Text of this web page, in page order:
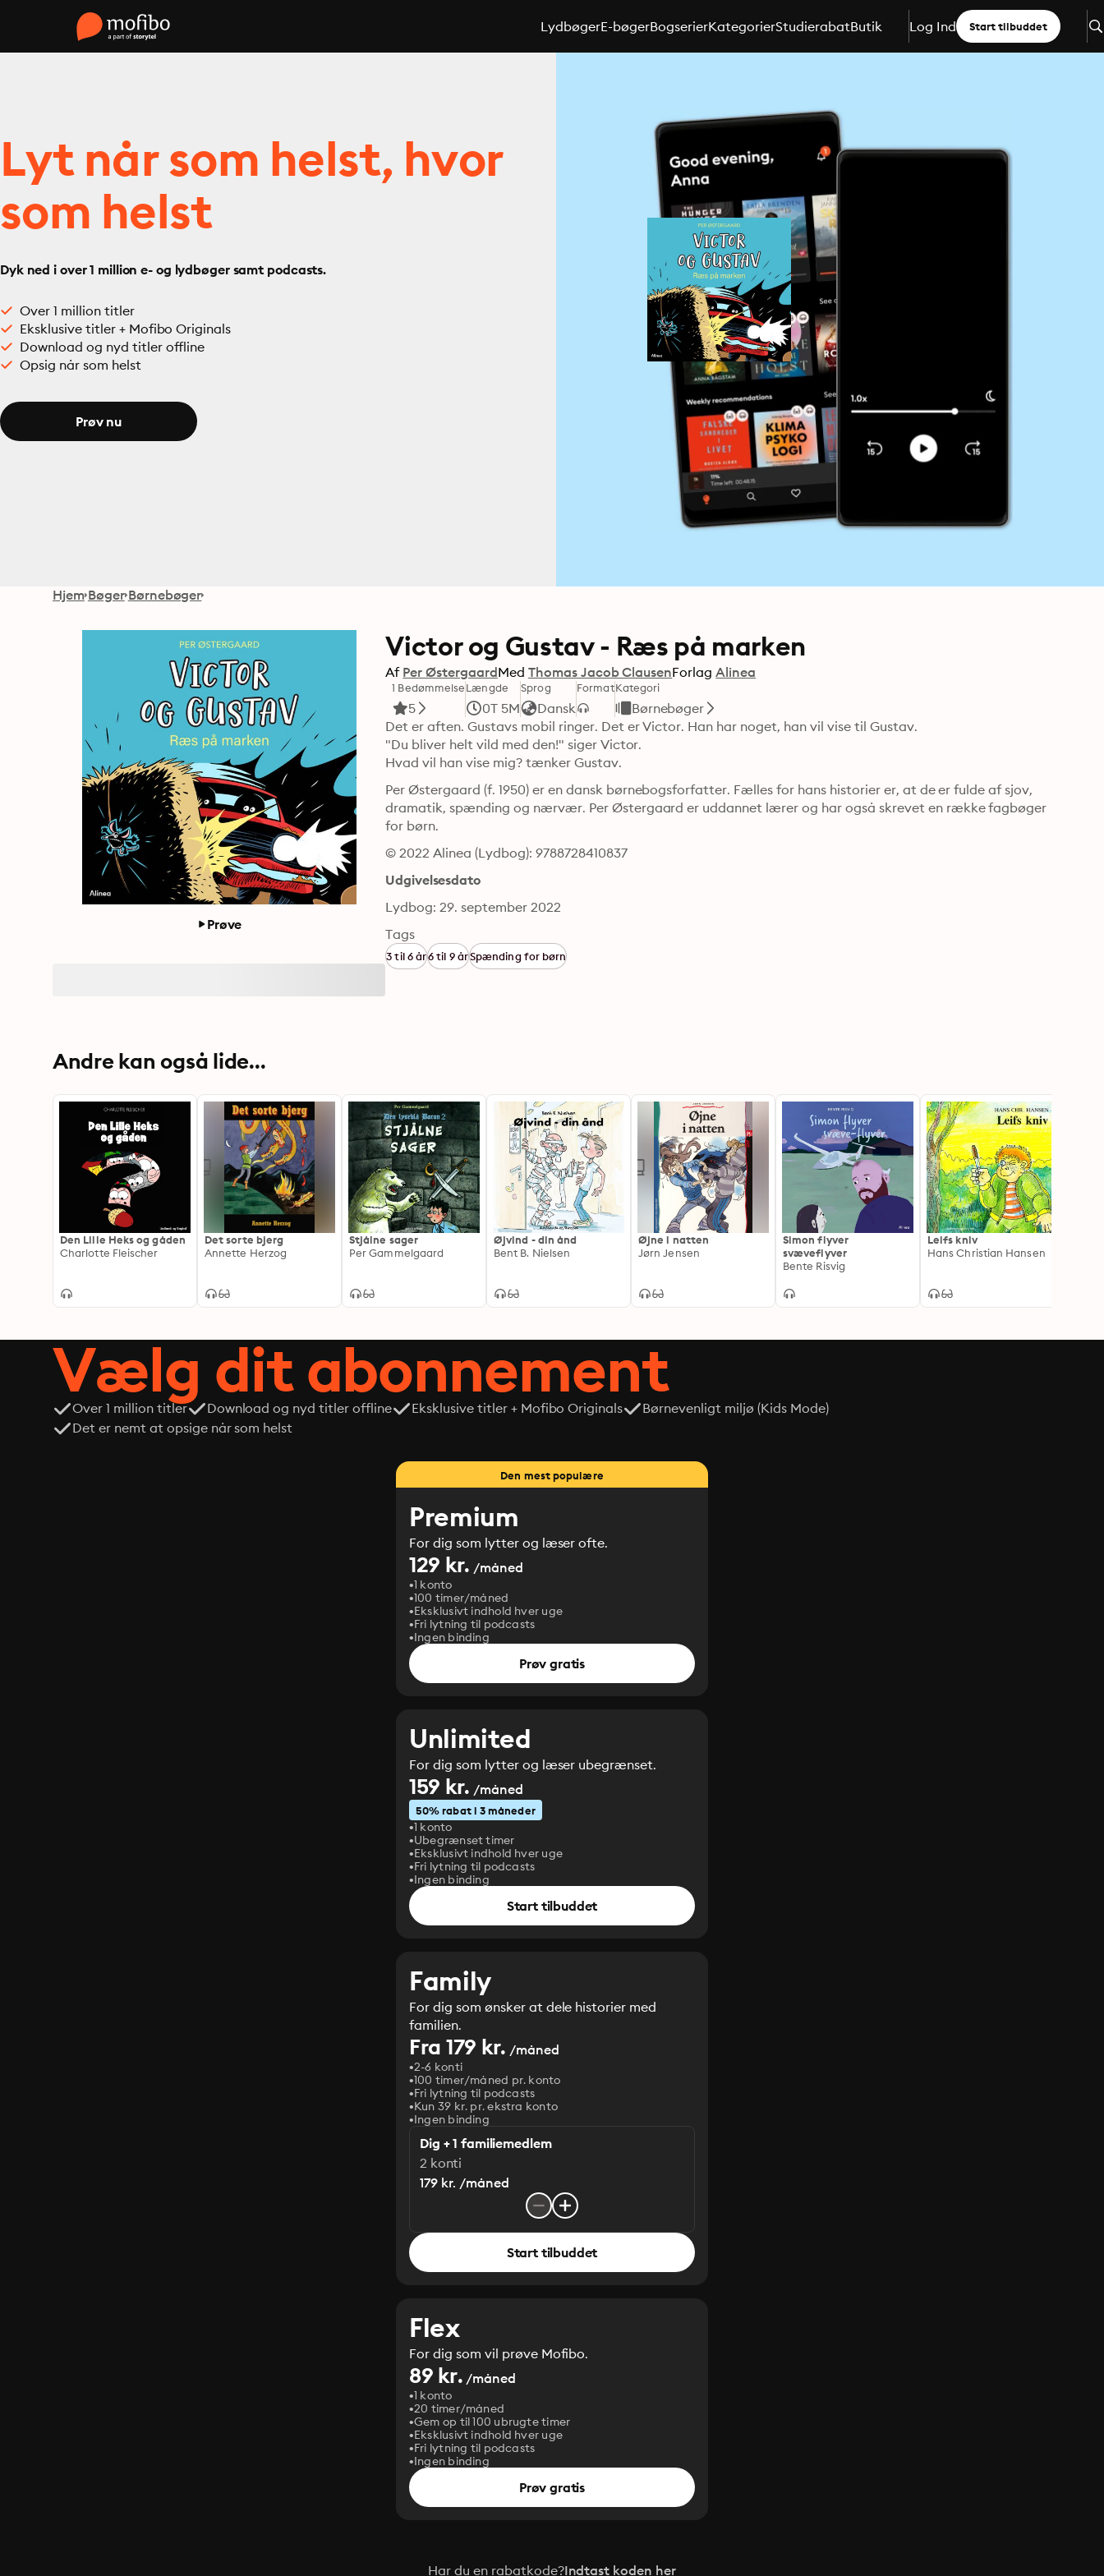
LydbøgerE-bøgerBogserierKategorierStudierabatButik Log Ind Start tilbuddet
Lyt når som helst, hvor
som helst
Dyk ned i over 1 million e- og lydbøger samt podcasts.
Over 1 million titler
Eksklusive titler + Mofibo Originals
Download og nyd titler offline
Opsig når som helst
Prøv nu
Hjem Bøger Børnebøger
Prøve
Victor og Gustav - Ræs på marken
Af Per ØstergaardMed Thomas Jacob ClausenForlag Alinea
1 Bedømmelse
5
Længde
0T 5M
Sprog
Dansk
FormatKategori
Børnebøger
Det er aften. Gustavs mobil ringer. Det er Victor. Han har noget, han vil vise til Gustav.
"Du bliver helt vild med den!" siger Victor.
Hvad vil han vise mig? tænker Gustav.
Per Østergaard (f. 1950) er en dansk børnebogsforfatter. Fælles for hans historier er, at de er fulde af sjov,
dramatik, spænding og nærvær. Per Østergaard er uddannet lærer og har også skrevet en række fagbøger
for børn.
© 2022 Alinea (Lydbog): 9788728410837
Udgivelsesdato
Lydbog: 29. september 2022
Tags
3 til 6 år6 til 9 årSpænding for børn
Andre kan også lide...
Den Lille Heks og gåden
Charlotte Fleischer
Det sorte bjerg
Annette Herzog
Stjålne sager
Per Gammelgaard
Øjvind - din ånd
Bent B. Nielsen
Øjne i natten
Jørn Jensen
Simon flyver
svæveflyver
Bente Risvig
Leifs kniv
Hans Christian Hansen
Vælg dit abonnement
Over 1 million titler Download og nyd titler offline Eksklusive titler + Mofibo Originals
Børnevenligt miljø (Kids Mode)
Det er nemt at opsige når som helst
Den mest populære
Premium
For dig som lytter og læser ofte.
129 kr. /måned
1 konto
100 timer/måned
Eksklusivt indhold hver uge
Fri lytning til podcasts
Ingen binding
Prøv gratis
Unlimited
For dig som lytter og læser ubegrænset.
159 kr. /måned
50% rabat i 3 måneder
1 konto
Ubegrænset timer
Eksklusivt indhold hver uge
Fri lytning til podcasts
Ingen binding
Start tilbuddet
Family
For dig som ønsker at dele historier med
familien.
Fra 179 kr. /måned
2-6 konti
100 timer/måned pr. konto
Fri lytning til podcasts
Kun 39 kr. pr. ekstra konto
Ingen binding
Dig + 1 familiemedlem
2 konti
179 kr. /måned
Start tilbuddet
Flex
For dig som vil prøve Mofibo.
89 kr. /måned
1 konto
20 timer/måned
Gem op til 100 ubrugte timer
Eksklusivt indhold hver uge
Fri lytning til podcasts
Ingen binding
Prøv gratis
Har du en rabatkode?Indtast koden her